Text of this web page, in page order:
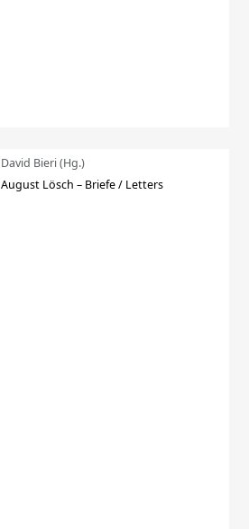
David Bieri (Hg.)
August Lösch – Briefe / Letters